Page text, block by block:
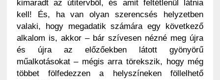
kimaradt az útitervből, és amit feltétlenül látnia
kell! És, ha van olyan szerencsés helyzetben
valaki, hogy megadatik számára egy következő
alkalom is, akkor – bár szívesen nézné meg újra
és újra az előzőekben látott gyönyörű
műalkotásokat – mégis arra törekszik, hogy még
többet fölfedezzen a helyszíneken föllelhető